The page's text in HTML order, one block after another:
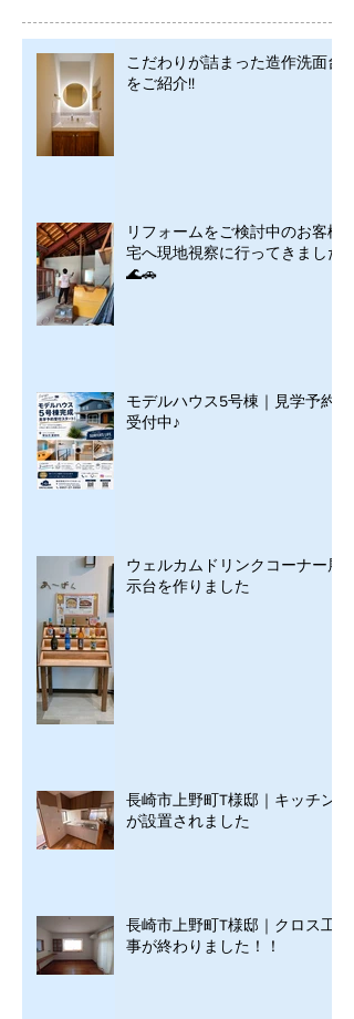
こだわりが詰まった造作洗面台
をご紹介!!
リフォームをご検討中のお客様
宅へ現地視察に行ってきました
🌊🚗
モデルハウス5号棟｜見学予約
受付中♪
ウェルカムドリンクコーナー展
示台を作りました
長崎市上野町T様邸｜キッチン
が設置されました
長崎市上野町T様邸｜クロス工
事が終わりました！！